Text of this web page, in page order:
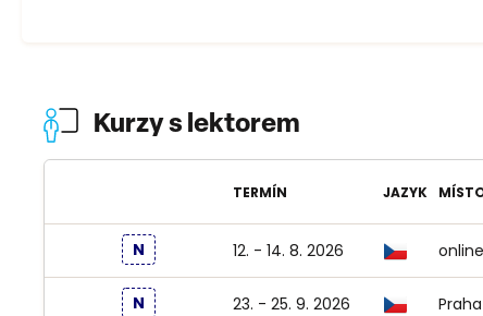
Kurzy s lektorem
TERMÍN JAZYK
N 12. - 14. 8. 2026 online
KÓD VYBRANÉHO KURZU:
N 23. - 25. 9. 2026 Praha